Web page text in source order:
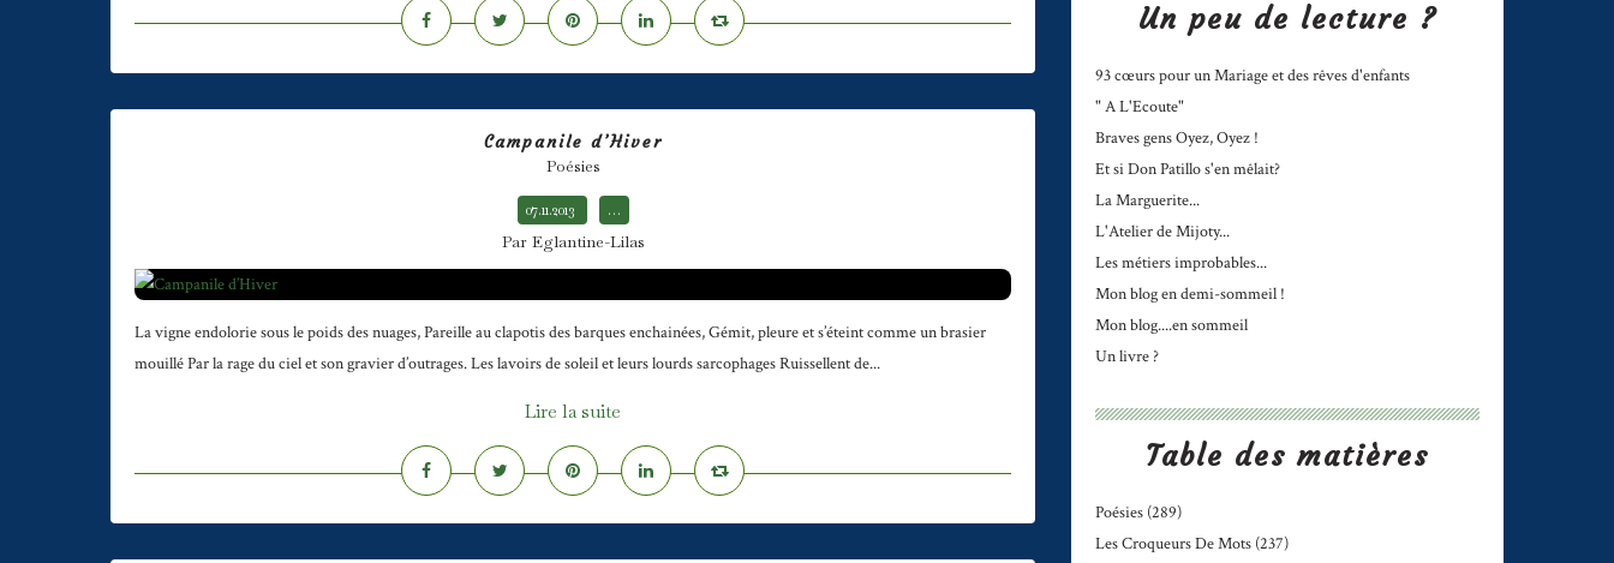
Campanile d’Hiver
Poésies
07.11.2013 …
Par Eglantine-Lilas
La vigne endolorie sous le poids des nuages, Pareille au clapotis des barques enchainées, Gémit, pleure et s’éteint comme un brasier
mouillé Par la rage du ciel et son gravier d’outrages. Les lavoirs de soleil et leurs lourds sarcophages Ruissellent de...
Lire la suite
Table des matières
Poésies (289)
Les Croqueurs De Mots (237)
Un peu de lecture ?
93 cœurs pour un Mariage et des rêves d'enfants
" A L'Ecoute"
Braves gens Oyez, Oyez !
Et si Don Patillo s'en mêlait?
La Marguerite...
L'Atelier de Mijoty...
Les métiers improbables...
Mon blog en demi-sommeil !
Mon blog....en sommeil
Un livre ?